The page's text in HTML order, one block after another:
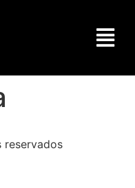
reservados